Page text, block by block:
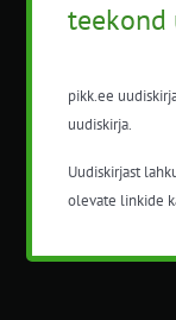
teekond
pikk.ee
uudiskirja.
Uudiskirjast
olevate linkide